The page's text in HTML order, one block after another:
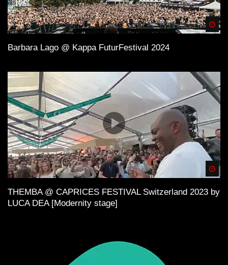
Barbara Lago @ Kappa FuturFestival 2024
THEMBA @ CAPRICES FESTIVAL Switzerland 2023 by
LUCA DEA [Modernity stage]